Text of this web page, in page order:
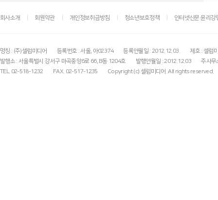
회사소개 회원약관 개인정보취급방침 청소년보호정책 인터넷신문 윤리강
명칭 : (주)셀럽미디어 등록번호 : 서울, 아02374 등록연월일 : 2012.12.03.
제호 : 셀럽
발행소 : 서울특별시 강서구 마곡중앙6로 66, B동 1204호
발행연월일 : 2012.12.03
주사무
TEL. 02-518-1232
FAX. 02-517-1235 Copyright (c) 셀럽미디어. All rights reserved.